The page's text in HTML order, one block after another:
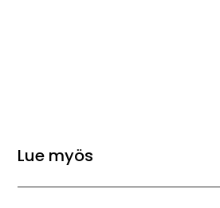
Lue myös